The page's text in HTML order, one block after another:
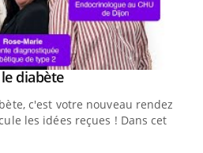
le diabèteYoutube
c'est votre nouveau rendez-
les idées reçues ! Dans cet